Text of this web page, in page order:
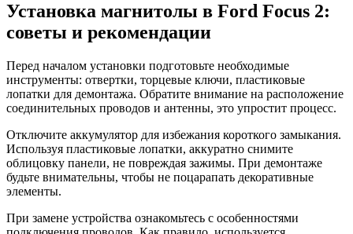
Установка магнитолы в Ford Focus 2:
советы и рекомендации
Перед началом установки подготовьте необходимые
инструменты: отвертки, торцевые ключи, пластиковые
лопатки для демонтажа. Обратите внимание на расположение
соединительных проводов и антенны, это упростит процесс.
Отключите аккумулятор для избежания короткого замыкания.
Используя пластиковые лопатки, аккуратно снимите
облицовку панели, не повреждая зажимы. При демонтаже
будьте внимательны, чтобы не поцарапать декоративные
элементы.
При замене устройства ознакомьтесь с особенностями